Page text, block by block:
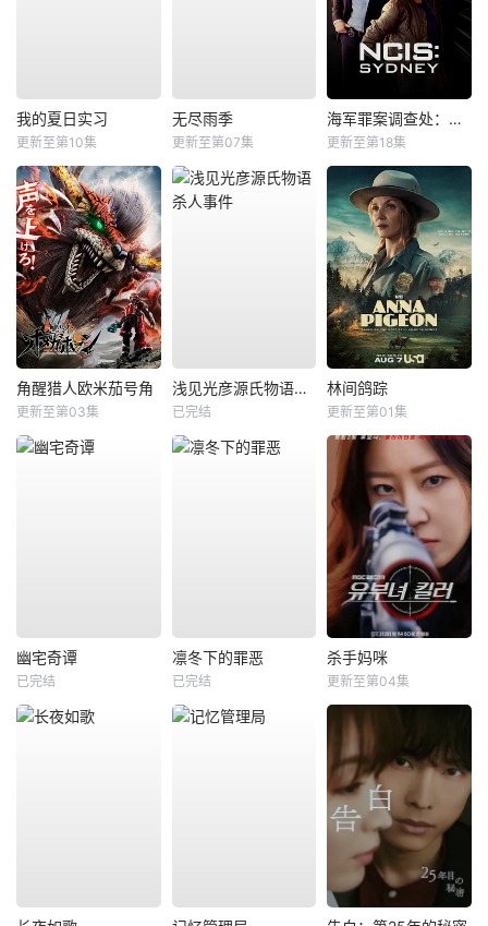
我的夏日实习
更新至第10集
无尽雨季
更新至第07集
海军罪案调查处：悉尼第三季
更新至第18集
角醒猎人欧米茄号角
更新至第03集
浅见光彦源氏物语杀人事件
已完结
林间鸽踪
更新至第01集
幽宅奇谭
已完结
凛冬下的罪恶
已完结
杀手妈咪
更新至第04集